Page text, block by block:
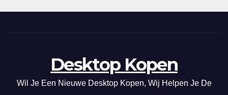
Desktop Kopen
Wil Je Een Nieuwe Desktop Kopen, Wij Helpen Je De